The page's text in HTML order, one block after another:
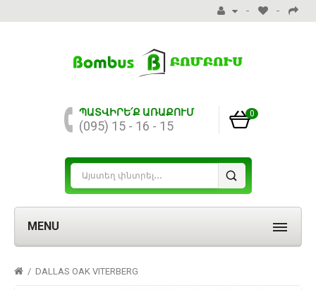
0
ՊԱՏՎԻՐԵ՛Ք ԱՌԱՔՈՒՄ
(095) 15 - 16 - 15
MENU
DALLAS OAK VITERBERG